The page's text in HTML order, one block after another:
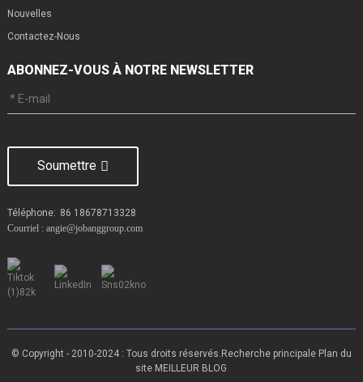
Nouvelles
Contactez-Nous
ABONNEZ-VOUS À NOTRE NEWSLETTER
Soumettre
Téléphone: 86 18678713328
Courriel : angie@jobanggroup.com
© Copyright - 2010-2024 : Tous droits réservés. Recherche principale Plan du
site MEILLEUR BLOG